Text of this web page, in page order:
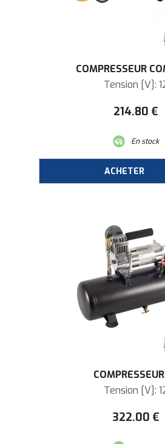
COMPRESSEUR
Tension [V]:
214.80 €
En stock
Tension [V]:
322.00 €